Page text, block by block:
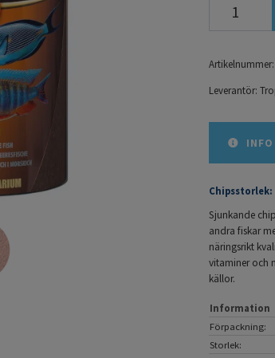
Artikelnummer:
Leverantör:
Sjunkande
andra fiskar
näringsrikt
vitaminer och
källor.
Information
Förpackning:
Storlek: